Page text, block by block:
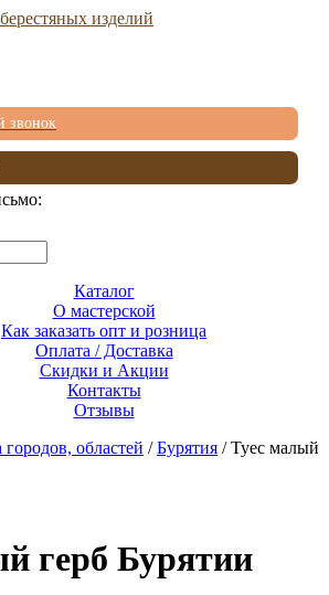
звонок
Каталог
О мастерской
Как заказать опт и розница
Оплата / Доставка
Скидки и Акции
Контакты
Отзывы
областей /Бурятия / Туес малый
герб Бурятии